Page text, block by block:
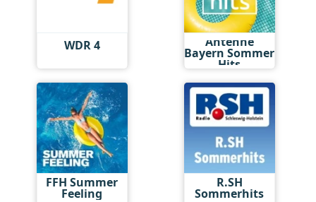
WDR 4 Antenne
Bayern Sommer
Hits
FFH Summer
Feeling
R.SH
Sommerhits